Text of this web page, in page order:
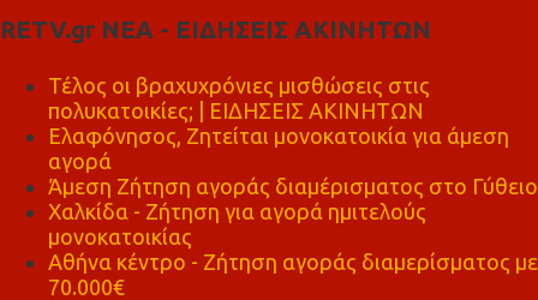
RETV.gr ΝΕΑ - ΕΙΔΗΣΕΙΣ ΑΚΙΝΗΤΩΝ
Τέλος οι βραχυχρόνιες μισθώσεις στις
πολυκατοικίες; | ΕΙΔΗΣΕΙΣ ΑΚΙΝΗΤΩΝ
Ελαφόνησος, Ζητείται μονοκατοικία για άμεση
αγορά
Άμεση Ζήτηση αγοράς διαμέρισματος στο Γύθειο
Χαλκίδα - Ζήτηση για αγορά ημιτελούς
μονοκατοικίας
Αθήνα κέντρο - Ζήτηση αγοράς διαμερίσματος με
70.000€